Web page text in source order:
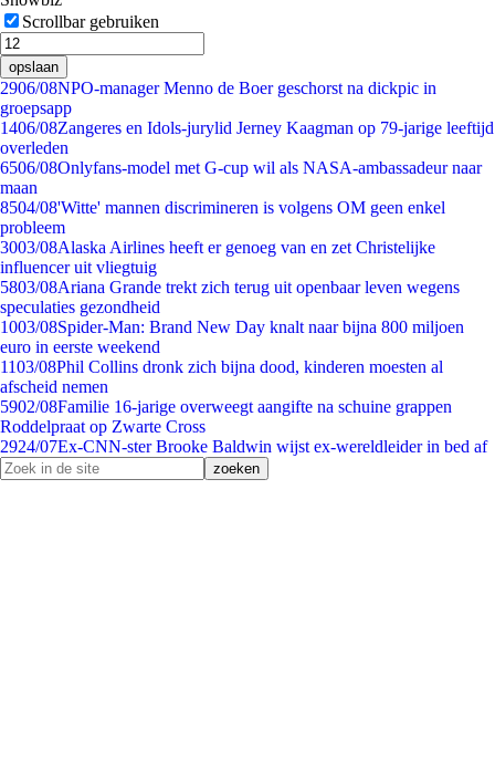
Scrollbar gebruiken
opslaan
2906/08NPO-manager Menno de Boer geschorst na dickpic in
groepsapp
1406/08Zangeres en Idols-jurylid Jerney Kaagman op 79-jarige leeftijd
overleden
6506/08Onlyfans-model met G-cup wil als NASA-ambassadeur naar
maan
8504/08'Witte' mannen discrimineren is volgens OM geen enkel
probleem
3003/08Alaska Airlines heeft er genoeg van en zet Christelijke
influencer uit vliegtuig
5803/08Ariana Grande trekt zich terug uit openbaar leven wegens
speculaties gezondheid
1003/08Spider-Man: Brand New Day knalt naar bijna 800 miljoen
euro in eerste weekend
1103/08Phil Collins dronk zich bijna dood, kinderen moesten al
afscheid nemen
5902/08Familie 16-jarige overweegt aangifte na schuine grappen
Roddelpraat op Zwarte Cross
2924/07Ex-CNN-ster Brooke Baldwin wijst ex-wereldleider in bed af